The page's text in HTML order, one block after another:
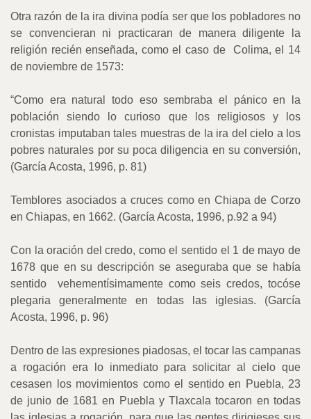
Otra razón de la ira divina podía ser que los pobladores no
se convencieran ni practicaran de manera diligente la
religión recién enseñada, como el caso de
Colima, el 14
de noviembre de 1573:
“Como era natural todo eso sembraba el pánico en la
población siendo lo curioso que los religiosos y los
cronistas imputaban tales muestras de la ira del cielo a los
pobres naturales por su poca diligencia en su conversión,
(García Acosta, 1996, p. 81)
Temblores asociados a cruces como en Chiapa de Corzo
en Chiapas, en 1662. (García Acosta, 1996, p.92 a 94)
Con la oración del credo, como el sentido el 1 de mayo de
1678 que en su descripción se aseguraba que se había
sentido
vehementísimamente como seis credos, tocóse
plegaria generalmente en todas las iglesias. (García
Acosta, 1996, p. 96)
Dentro de las expresiones piadosas, el tocar las campanas
a rogación era lo inmediato para solicitar al cielo que
cesasen los movimientos como el sentido en Puebla, 23
de junio de 1681 en Puebla y Tlaxcala tocaron en todas